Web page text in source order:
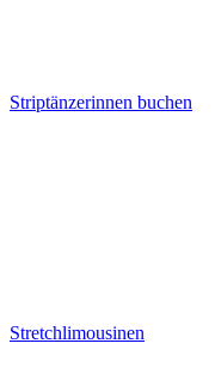
Striptänzerinnen buchen
Stretchlimousinen